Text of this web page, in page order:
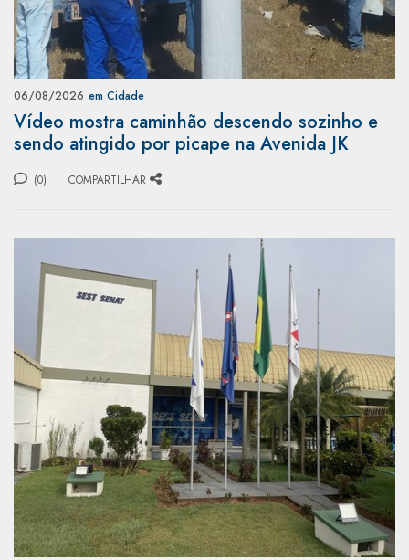
06/08/2026 em Cidade
Vídeo mostra caminhão descendo sozinho e
sendo atingido por picape na Avenida JK
(0) COMPARTILHAR